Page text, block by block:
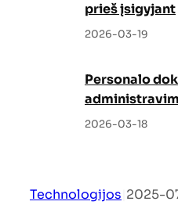
prieš įsigyjant
2026-03-19
Personalo
tvarkos
2026-03-18
Technologijos 2025-